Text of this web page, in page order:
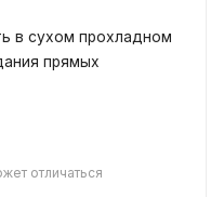
в сухом прохладном
прямых
отличаться